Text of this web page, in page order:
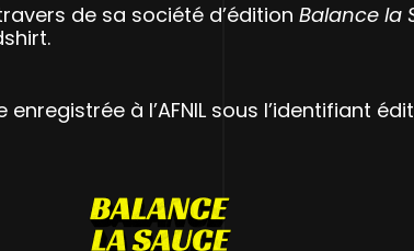
de sa société d’édition Balance la
à l’AFNIL sous l’identifiant